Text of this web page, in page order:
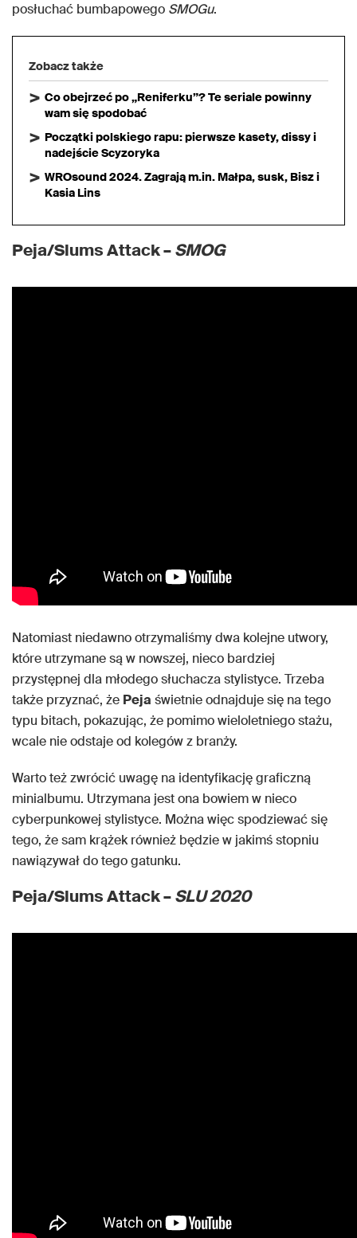
posłuchać bumbapowego SMOGu.
Zobacz także
Co obejrzeć po „Reniferku”? Te seriale powinny
wam się spodobać
Początki polskiego rapu: pierwsze kasety, dissy i
nadejście Scyzoryka
WROsound 2024. Zagrają m.in. Małpa, susk, Bisz i
Kasia Lins
Peja/Slums Attack –SMOG
Natomiast niedawno otrzymaliśmy dwa kolejne utwory,
które utrzymane są w nowszej, nieco bardziej
przystępnej dla młodego słuchacza stylistyce. Trzeba
także przyznać, że Peja świetnie odnajduje się na tego
typu bitach, pokazując, że pomimo wieloletniego stażu,
wcale nie odstaje od kolegów z branży.
Warto też zwrócić uwagę na identyfikację graficzną
minialbumu. Utrzymana jest ona bowiem w nieco
cyberpunkowej stylistyce. Można więc spodziewać się
tego, że sam krążek również będzie w jakimś stopniu
nawiązywał do tego gatunku.
Peja/Slums Attack –SLU2020